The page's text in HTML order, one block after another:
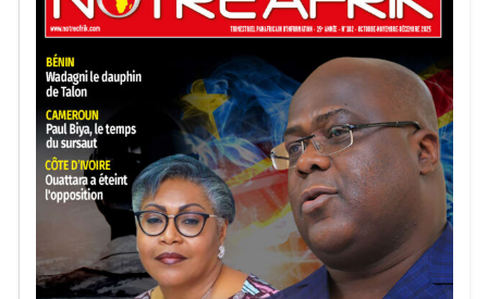
Vêtu d’un costume beige, Denis Sassou Nguesso a été
accueilli par plusieurs centaines de partisans avant de
rejoindre le bureau de vote à pied, entouré de militaires.
Lire :
Congo : sept candidats en lice pour la
présidentielle
Durant la campagne électorale, le président sortant avait
parcouru plusieurs régions du pays, soutenu par la
machine politique de son parti, le Parti congolais du
travail (PCT), qui redoutait une forte abstention.